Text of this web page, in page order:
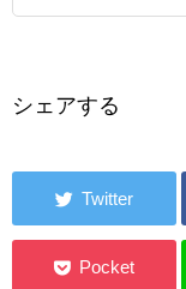
シェアする